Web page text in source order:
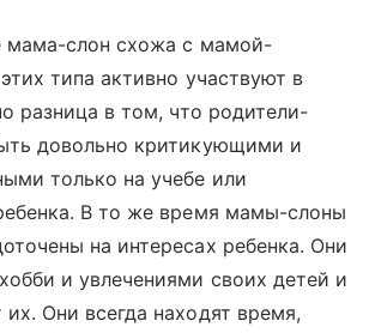
мама-слон схожа с мамой-
типа активно участвуют в
разница в том, что родители-
довольно критикующими и
только на учебе или
В то же время мамы-слоны
на интересах ребенка. Они
и увлечениями своих детей и
Они всегда находят время,